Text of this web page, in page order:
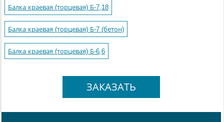
Балка краевая (торцевая) Б-7,18
Балка краевая (торцевая) Б-7 (бетон)
Балка краевая (торцевая) Б-6,6
ЗАКАЗАТЬ